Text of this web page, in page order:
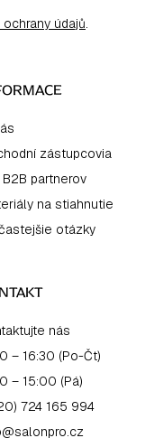
údajů.
zástupcovia
B2B partnerov
na stiahnutie
otázky
nás
– 16:30 (Po-Čt)
– 15:00 (Pá)
724 165 994